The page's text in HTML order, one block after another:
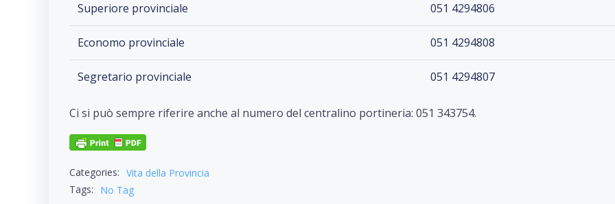
Superiore provinciale 051 4294806
Economo provinciale 051 4294808
Segretario provinciale 051 4294807
Ci si può sempre riferire anche al numero del centralino portineria: 051 343754.
Categories: Vita della Provincia
Tags:
No Tag